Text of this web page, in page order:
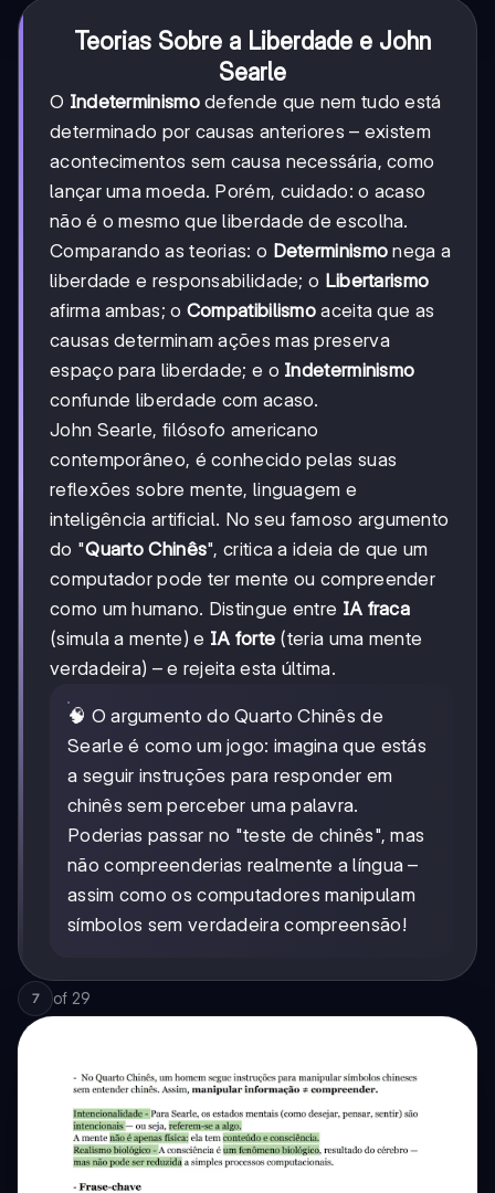
Teorias Sobre a Liberdade e John
Searle
O Indeterminismodefende que nem tudo está
determinado por causas anteriores – existem
acontecimentos sem causa necessária, como
lançar uma moeda. Porém, cuidado: o acaso
não é o mesmo que liberdade de escolha.
Comparando as teorias: o Determinismo nega a
liberdade e responsabilidade; o Libertarismo
afirma ambas; o Compatibilismo aceita que as
causas determinam ações mas preserva
espaço para liberdade; e o Indeterminismo
confunde liberdade com acaso.
John Searle, filósofo americano
contemporâneo, é conhecido pelas suas
reflexões sobre mente, linguagem e
inteligência artificial. No seu famoso argumento
do "Quarto Chinês", critica a ideia de que um
computador pode ter mente ou compreender
como um humano. Distingue entre IA fraca
(simula a mente) e IA forte (teria uma mente
verdadeira) – e rejeita esta última.
🧠 O argumento do Quarto Chinês de
Searle é como um jogo: imagina que estás
a seguir instruções para responder em
chinês sem perceber uma palavra.
Poderias passar no "teste de chinês", mas
não compreenderias realmente a língua –
assim como os computadores manipulam
símbolos sem verdadeira compreensão!
7 of 29